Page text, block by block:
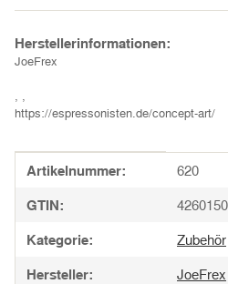
Herstellerinformationen:
JoeFrex
, ,
https://espressonisten.de/concept-art/
Produkteigenschaft
Wert
Artikelnummer: 620
GTIN:
Kategorie: Zubehör
Hersteller: JoeFrex